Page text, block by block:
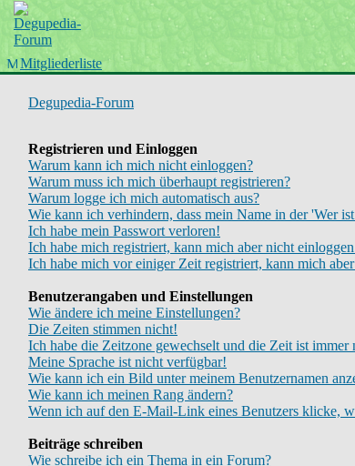
Mitgliederliste
Startseite
Wiki
Forum
Chinboard
Degupedia-Forum
Registrieren und Einloggen
Warum kann ich mich nicht einloggen?
Warum muss ich mich überhaupt registrieren?
Warum logge ich mich automatisch aus?
Wie kann ich verhindern, dass mein Name in der 'Wer
Ich habe mein Passwort verloren!
Ich habe mich registriert, kann mich aber nicht
Ich habe mich vor einiger Zeit registriert, kann mich
Benutzerangaben und Einstellungen
Wie ändere ich meine Einstellungen?
Die Zeiten stimmen nicht!
Ich habe die Zeitzone gewechselt und die Zeit ist immer
Meine Sprache ist nicht verfügbar!
Wie kann ich ein Bild unter meinem Benutzernamen
Wie kann ich meinen Rang ändern?
Wenn ich auf den E-Mail-Link eines Benutzers klicke,
Beiträge schreiben
Wie schreibe ich ein Thema in ein Forum?